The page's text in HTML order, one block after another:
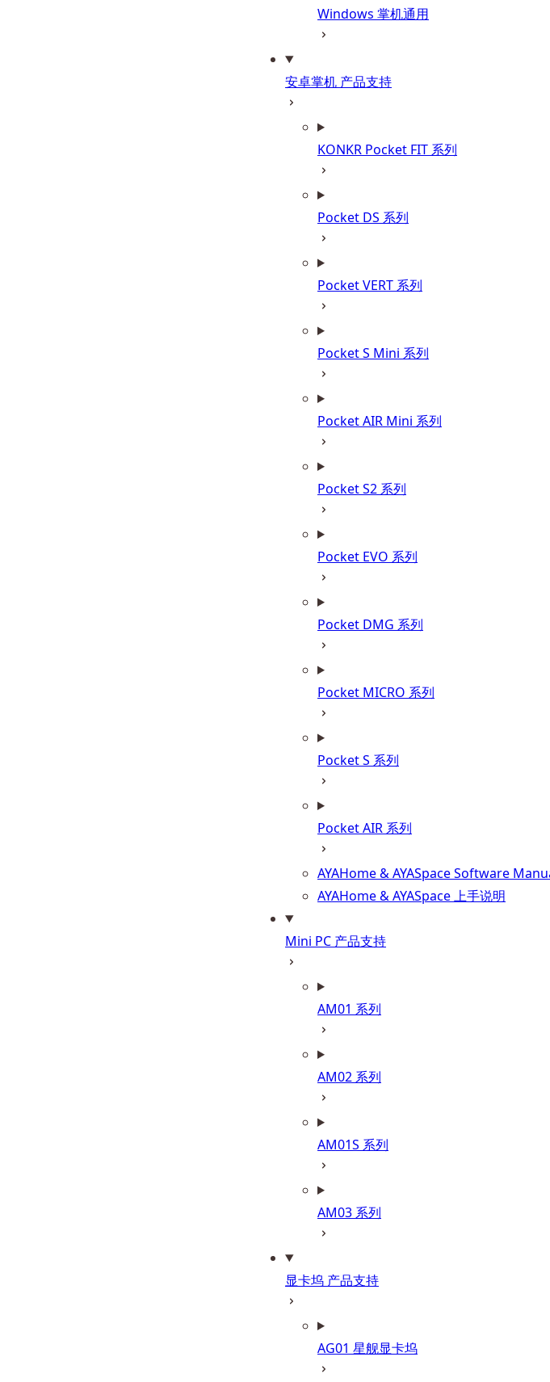
Windows 掌机通用
安卓掌机 产品支持
KONKR Pocket FIT 系列
Pocket DS 系列
Pocket VERT 系列
Pocket S Mini 系列
Pocket AIR Mini 系列
Pocket S2 系列
Pocket EVO 系列
Pocket DMG 系列
Pocket MICRO 系列
Pocket S 系列
Pocket AIR 系列
AYAHome & AYASpace Software
AYAHome & AYASpace 上手说明
Mini PC 产品支持
AM01 系列
AM02 系列
AM01S 系列
AM03 系列
显卡坞 产品支持
AG01 星舰显卡坞